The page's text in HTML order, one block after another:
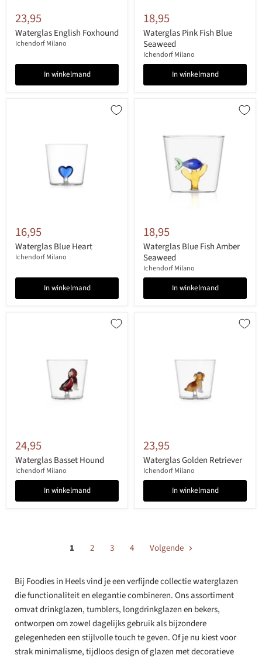
23,95
Waterglas English Foxhound
Ichendorf Milano
In winkelmand
18,95
Waterglas Pink Fish Blue
Seaweed
Ichendorf Milano
In winkelmand
16,95
Waterglas Blue Heart
Ichendorf Milano
In winkelmand
18,95
Waterglas Blue Fish Amber
Seaweed
Ichendorf Milano
In winkelmand
24,95
Waterglas Basset Hound
Ichendorf Milano
In winkelmand
23,95
Waterglas Golden Retriever
Ichendorf Milano
In winkelmand
1 2 3 4 Volgende
Bij Foodies in Heels vind je een verfijnde collectie waterglazen
die functionaliteit en elegantie combineren. Ons assortiment
omvat drinkglazen, tumblers, longdrinkglazen en bekers,
ontworpen om zowel dagelijks gebruik als bijzondere
gelegenheden een stijlvolle touch te geven. Of je nu kiest voor
strak minimalisme, tijdloos design of glazen met decoratieve